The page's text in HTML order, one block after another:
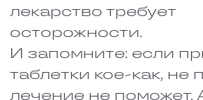
Бывает, что одно лекарство
ослабляет другое. Оно мешает
ему всасываться, ускоряет его
выведение или просто
блокирует его работу. В итоге
человек пьёт таблетки, а толку